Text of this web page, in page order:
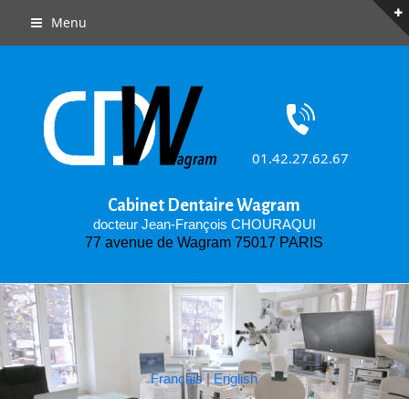
Menu
01.42.27.62.67
Cabinet Dentaire Wagram
docteur Jean-François CHOURAQUI
77 avenue de Wagram 75017 PARIS
Français|English